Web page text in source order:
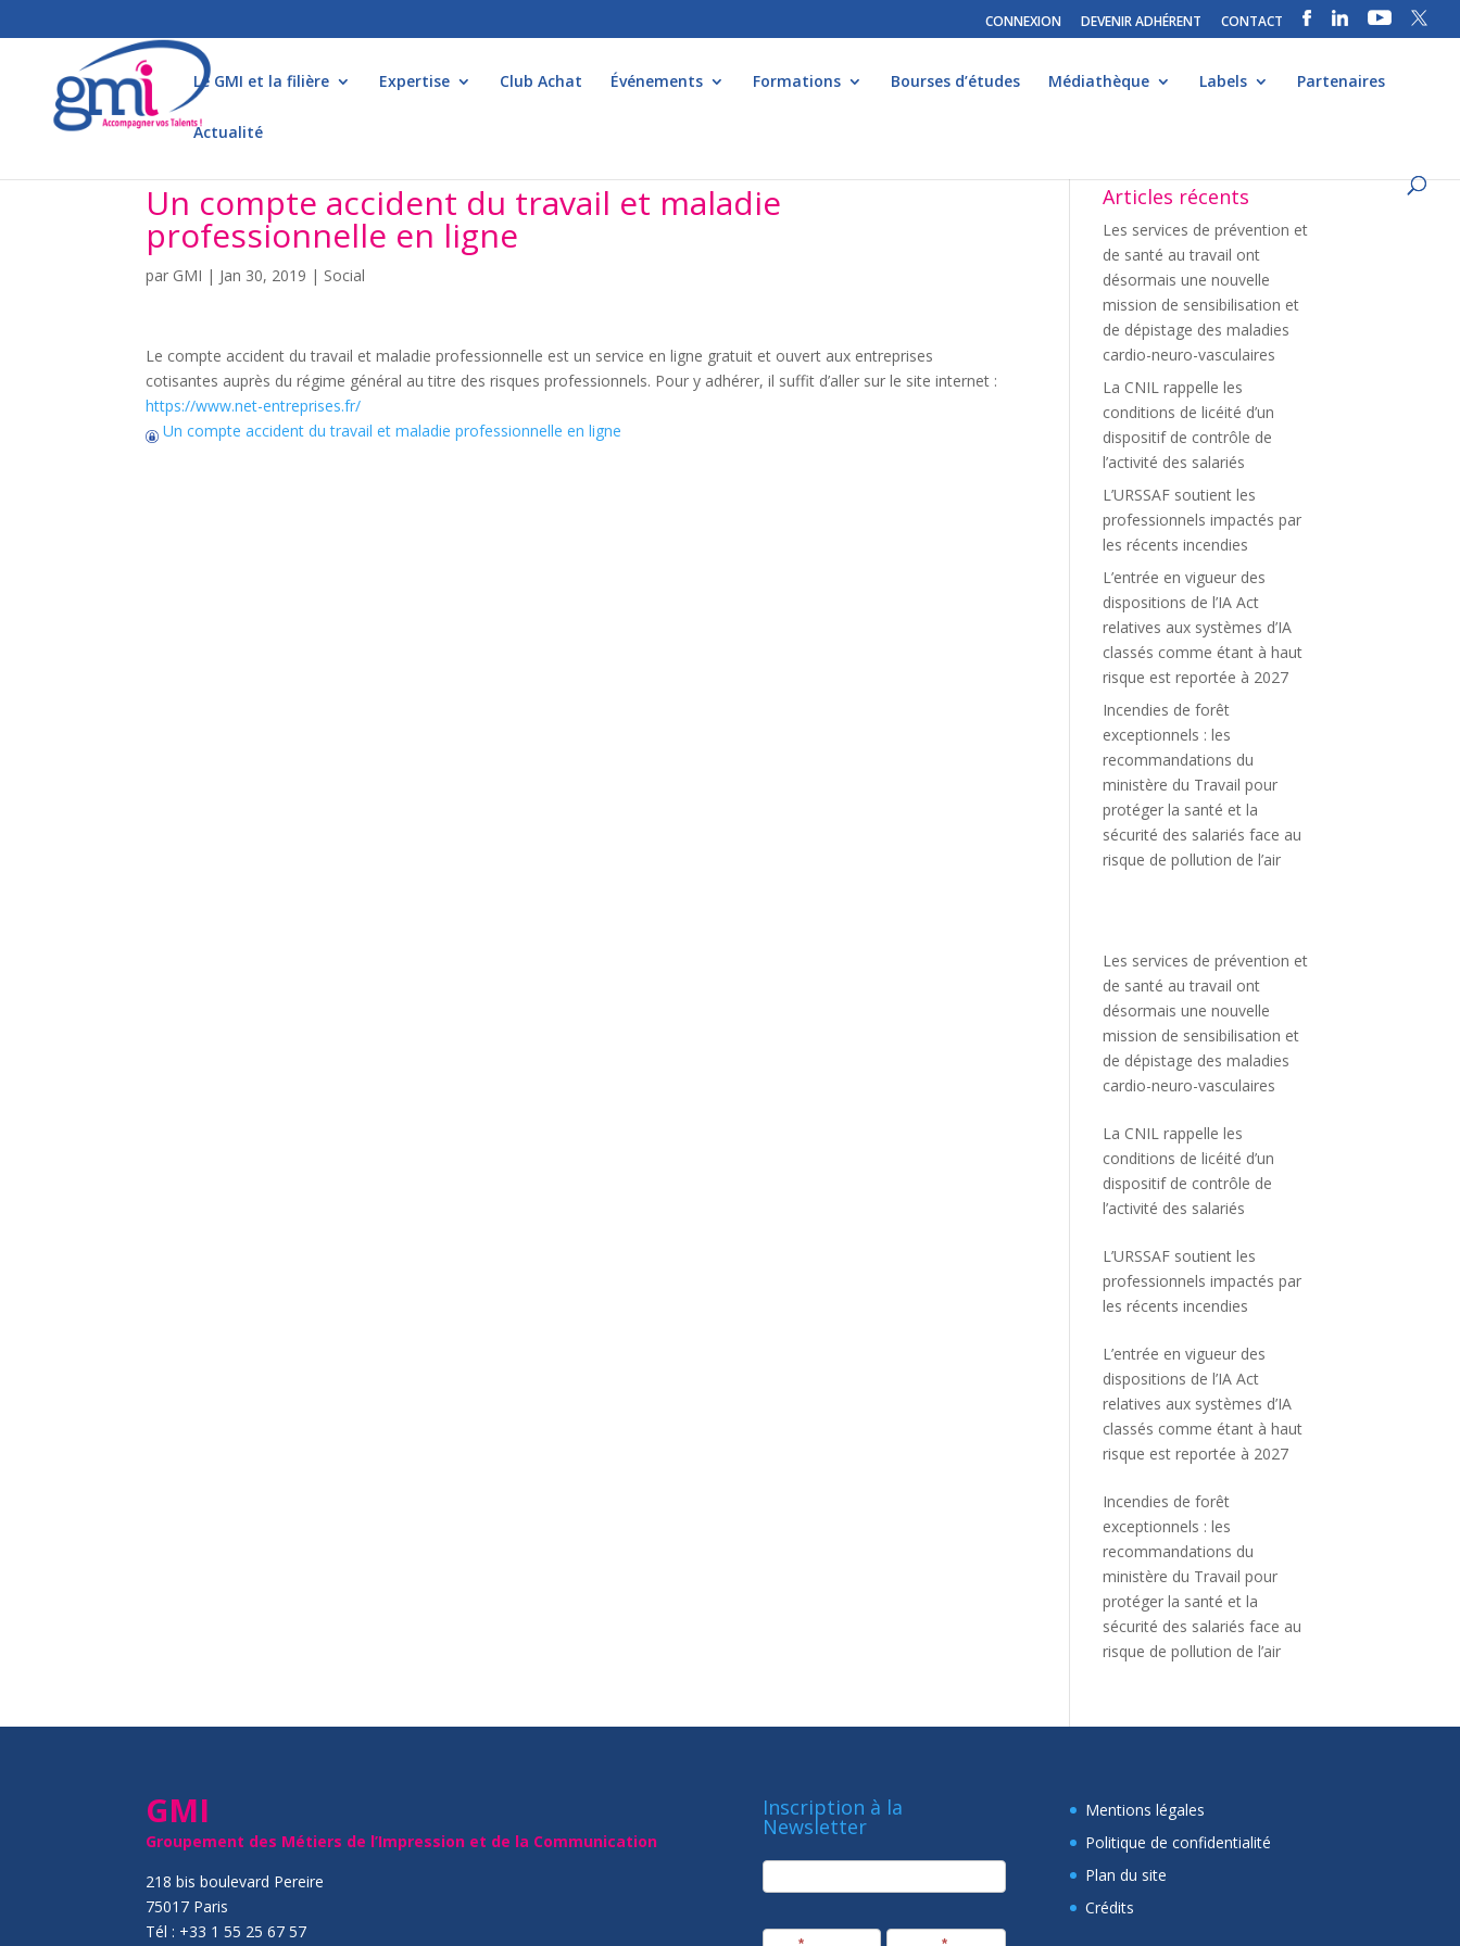
CONNEXION DEVENIR ADHÉRENT CONTACT
Le GMI et la filière Expertise Club Achat Événements Formations Bourses d’études Médiathèque Labels Partenaires
Actualité
Un compte accident du travail et maladie
professionnelle en ligne
par GMI | Jan 30, 2019 | Social
Le compte accident du travail et maladie professionnelle est un service en ligne gratuit et ouvert aux entreprises
cotisantes auprès du régime général au titre des risques professionnels. Pour y adhérer, il suffit d’aller sur le site internet :
https://www.net-entreprises.fr/
Un compte accident du travail et maladie professionnelle en ligne
Articles récents
Les services de prévention et
de santé au travail ont
désormais une nouvelle
mission de sensibilisation et
de dépistage des maladies
cardio-neuro-vasculaires
La CNIL rappelle les
conditions de licéité d’un
dispositif de contrôle de
l’activité des salariés
L’URSSAF soutient les
professionnels impactés par
les récents incendies
L’entrée en vigueur des
dispositions de l’IA Act
relatives aux systèmes d’IA
classés comme étant à haut
risque est reportée à 2027
Incendies de forêt
exceptionnels : les
recommandations du
ministère du Travail pour
protéger la santé et la
sécurité des salariés face au
risque de pollution de l’air
Les services de prévention et
de santé au travail ont
désormais une nouvelle
mission de sensibilisation et
de dépistage des maladies
cardio-neuro-vasculaires
La CNIL rappelle les
conditions de licéité d’un
dispositif de contrôle de
l’activité des salariés
L’URSSAF soutient les
professionnels impactés par
les récents incendies
L’entrée en vigueur des
dispositions de l’IA Act
relatives aux systèmes d’IA
classés comme étant à haut
risque est reportée à 2027
Incendies de forêt
exceptionnels : les
recommandations du
ministère du Travail pour
protéger la santé et la
sécurité des salariés face au
risque de pollution de l’air
GMI
Groupement des Métiers de l’Impression et de la Communication
218 bis boulevard Pereire
75017 Paris
Tél : +33 1 55 25 67 57
Inscription à la
Newsletter
newsletter
Mentions légales
Politique de confidentialité
Plan du site
Crédits